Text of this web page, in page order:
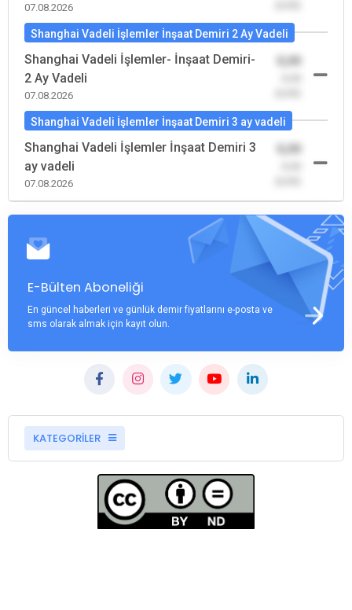
07.08.2026
Shanghai Vadeli İşlemler İnşaat Demiri 2 Ay Vadeli
Shanghai Vadeli İşlemler- İnşaat Demiri-
2 Ay Vadeli
07.08.2026
0,00
Shanghai Vadeli İşlemler İnşaat Demiri 3 ay vadeli
Shanghai Vadeli İşlemler İnşaat Demiri 3
ay vadeli
07.08.2026
0,00
E-Bülten Aboneliği
En güncel haberleri ve günlük demir fiyatlarını e-posta ve
sms olarak almak için kayıt olun.
KATEGORİLER